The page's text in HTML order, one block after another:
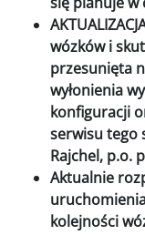
wózków i
przesunięta
wyłonienia
konfiguracji
serwisu tego
Rajchel, p.o.
Aktualnie
kolejności